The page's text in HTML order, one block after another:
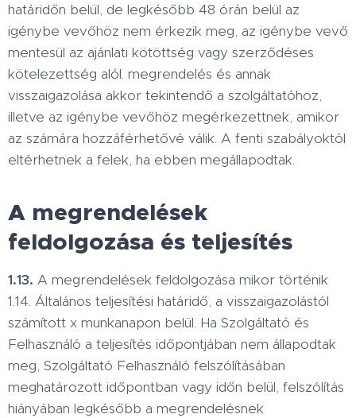
határidőn belül, de legkésőbb 48 órán belül az
igénybe vevőhöz nem érkezik meg, az igénybe vevő
mentesül az ajánlati kötöttség vagy szerződéses
kötelezettség alól. megrendelés és annak
visszaigazolása akkor tekintendő a szolgáltatóhoz,
illetve az igénybe vevőhöz megérkezettnek, amikor
az számára hozzáférhetővé válik. A fenti szabályoktól
eltérhetnek a felek, ha ebben megállapodtak.
A megrendelések
feldolgozása és teljesítés
1.13. A megrendelések feldolgozása mikor történik
1.14. Általános teljesítési határidő, a visszaigazolástól
számított x munkanapon belül. Ha Szolgáltató és
Felhasználó a teljesítés időpontjában nem állapodtak
meg, Szolgáltató Felhasználó felszólításában
meghatározott időpontban vagy időn belül, felszólítás
hiányában legkésőbb a megrendelésnek